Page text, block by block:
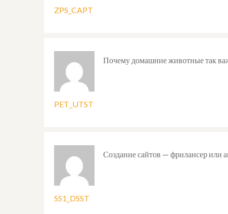
ZPS_CAPT
PET_UTST
Почему домашние животные так
SS1_DSST
Создание сайтов — фрилансер или